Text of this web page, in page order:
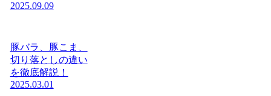
2025.09.09
豚バラ、豚こま、
切り落としの違い
を徹底解説！
2025.03.01